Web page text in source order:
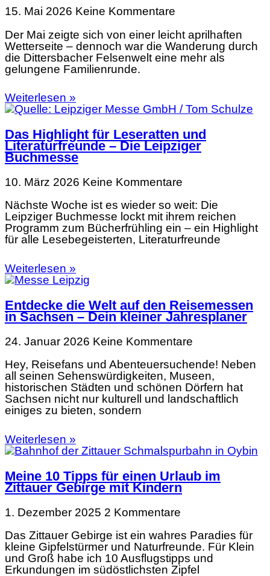
15. Mai 2026 Keine Kommentare
Der Mai zeigte sich von einer leicht aprilhaften
Wetterseite – dennoch war die Wanderung durch
die Dittersbacher Felsenwelt eine mehr als
gelungene Familienrunde.
Weiterlesen »
Das Highlight für Leseratten und
Literaturfreunde – Die Leipziger
Buchmesse
10. März 2026 Keine Kommentare
Nächste Woche ist es wieder so weit: Die
Leipziger Buchmesse lockt mit ihrem reichen
Programm zum Bücherfrühling ein – ein Highlight
für alle Lesebegeisterten, Literaturfreunde
Weiterlesen »
Entdecke die Welt auf den Reisemessen
in Sachsen – Dein kleiner Jahresplaner
24. Januar 2026 Keine Kommentare
Hey, Reisefans und Abenteuersuchende! Neben
all seinen Sehenswürdigkeiten, Museen,
historischen Städten und schönen Dörfern hat
Sachsen nicht nur kulturell und landschaftlich
einiges zu bieten, sondern
Weiterlesen »
Meine 10 Tipps für einen Urlaub im
Zittauer Gebirge mit Kindern
1. Dezember 2025 2 Kommentare
Das Zittauer Gebirge ist ein wahres Paradies für
kleine Gipfelstürmer und Naturfreunde. Für Klein
und Groß habe ich 10 Ausflugstipps und
Erkundungen im südöstlichsten Zipfel